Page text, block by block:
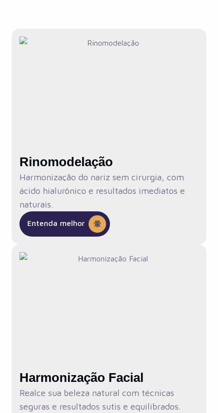
Rinomodelação
Harmonização do nariz sem cirurgia, com
ácido hialurônico e resultados imediatos e
naturais.
Entenda melhor
Harmonização Facial
Realce sua beleza natural com técnicas
seguras e resultados sutis e equilibrados.